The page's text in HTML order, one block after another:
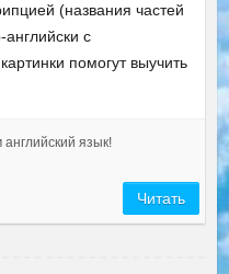
(названия частей
английски с
помогут выучить
английский язык!
Читать